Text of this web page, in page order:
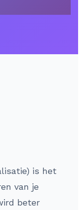
is het
van je
beter